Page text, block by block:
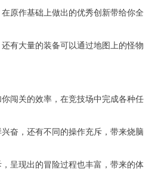
原作基础上做出的优秀创新带给你全
有大量的装备可以通过地图上的怪物
闯关的效率，在竞技场中完成各种任
奋，还有不同的操作充斥，带来烧脑
呈现出的冒险过程也丰富，带来的体